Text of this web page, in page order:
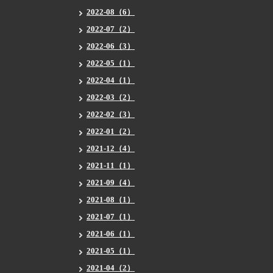
2022-08（6）
2022-07（2）
2022-06（3）
2022-05（1）
2022-04（1）
2022-03（2）
2022-02（3）
2022-01（2）
2021-12（4）
2021-11（1）
2021-09（4）
2021-08（1）
2021-07（1）
2021-06（1）
2021-05（1）
2021-04（2）